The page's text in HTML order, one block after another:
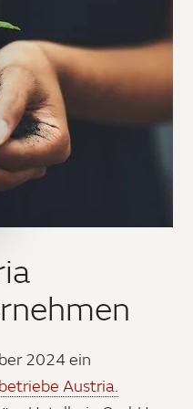
2024 ein
Austria.